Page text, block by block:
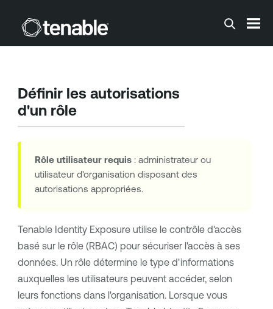
Passer au contenu principal
Définir les autorisations
d'un rôle
Rôle utilisateur requis: administrateur ou
utilisateur d'organisation disposant des
autorisations appropriées.
Tenable Identity Exposureutilise le contrôle d'accès
basé sur le rôle (RBAC) pour sécuriser l'accès à ses
données. Un rôle détermine le type d'informations
auxquelles les utilisateurs peuvent accéder, selon
leurs fonctions dans l'organisation. Lorsque vous